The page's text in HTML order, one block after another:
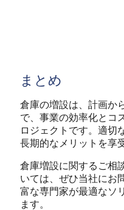
まとめ
倉庫の増設は、計画か
で、事業の効率化とコ
ロジェクトです。適切
長期的なメリットを享
倉庫増設に関するご相
いては、ぜひ当社にお
富な専門家が最適なソ
ます。